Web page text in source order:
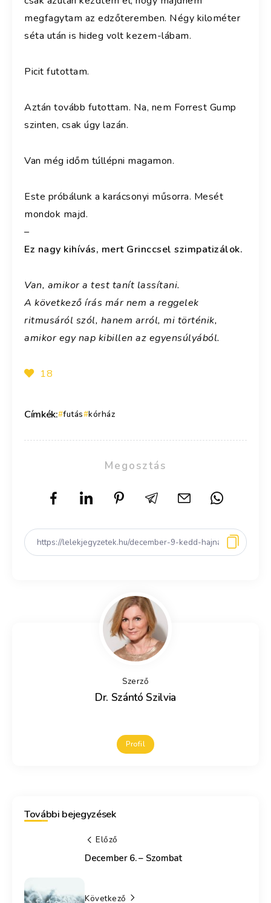
megfagytam az edzőteremben. Négy kilométer
séta után is hideg volt kezem-lábam.
Picit futottam.
Aztán tovább futottam. Na, nem Forrest Gump
szinten, csak úgy lazán.
Van még időm túllépni magamon.
Este próbálunk a karácsonyi műsorra. Mesét
mondok majd.
–
Ez nagy kihívás, mert Grinccsel szimpatizálok.
Van, amikor a test tanít lassítani.
A következő írás már nem a reggelek
ritmusáról szól, hanem arról, mi történik,
amikor egy nap kibillen az egyensúlyából.
18
Címkék: futás kórház
Megosztás
Szerző
Dr. Szántó Szilvia
Profil
További bejegyzések
Előző
December 6. – Szombat
Következő